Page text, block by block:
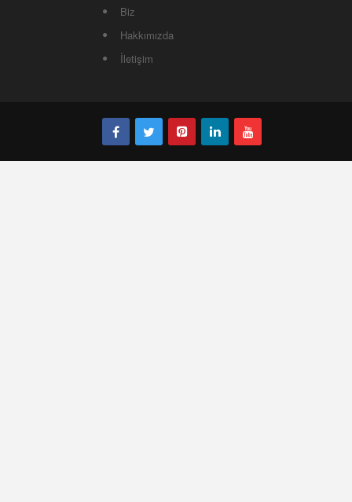
Biz
Hakkımızda
İletişim